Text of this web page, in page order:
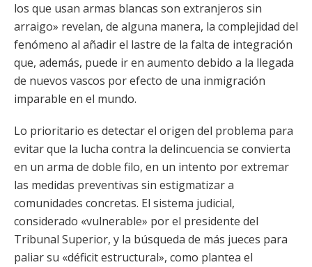
los que usan armas blancas son extranjeros sin
arraigo» revelan, de alguna manera, la complejidad del
fenómeno al añadir el lastre de la falta de integración
que, además, puede ir en aumento debido a la llegada
de nuevos vascos por efecto de una inmigración
imparable en el mundo.
Lo prioritario es detectar el origen del problema para
evitar que la lucha contra la delincuencia se convierta
en un arma de doble filo, en un intento por extremar
las medidas preventivas sin estigmatizar a
comunidades concretas. El sistema judicial,
considerado «vulnerable» por el presidente del
Tribunal Superior, y la búsqueda de más jueces para
paliar su «déficit estructural», como plantea el